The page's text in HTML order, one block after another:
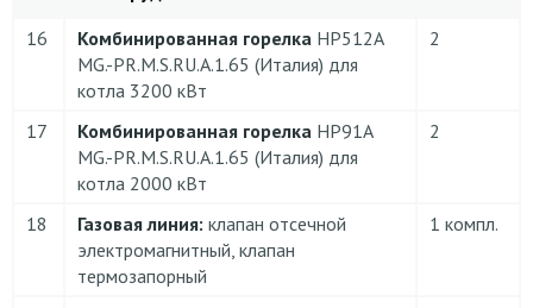
16
Комбинированная горелка НP512А
MG.-PR.M.S.RU.A.1.65 (Италия) для
котла 3200 кВт
2
17 Комбинированная горелка НP91А
MG.-PR.M.S.RU.A.1.65 (Италия) для
котла 2000 кВт
2
18 Газовая линия: клапан отсечной
электромагнитный, клапан
термозапорный
1 компл.